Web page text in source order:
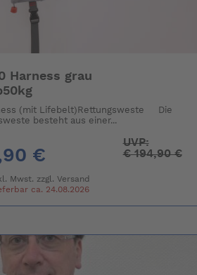
Harness grau
(mit Lifebelt)Rettungsweste Die
besteht aus einer...
€
UVP:
€194,90 €
Mwst. zzgl. Versand
ca. 24.08.2026